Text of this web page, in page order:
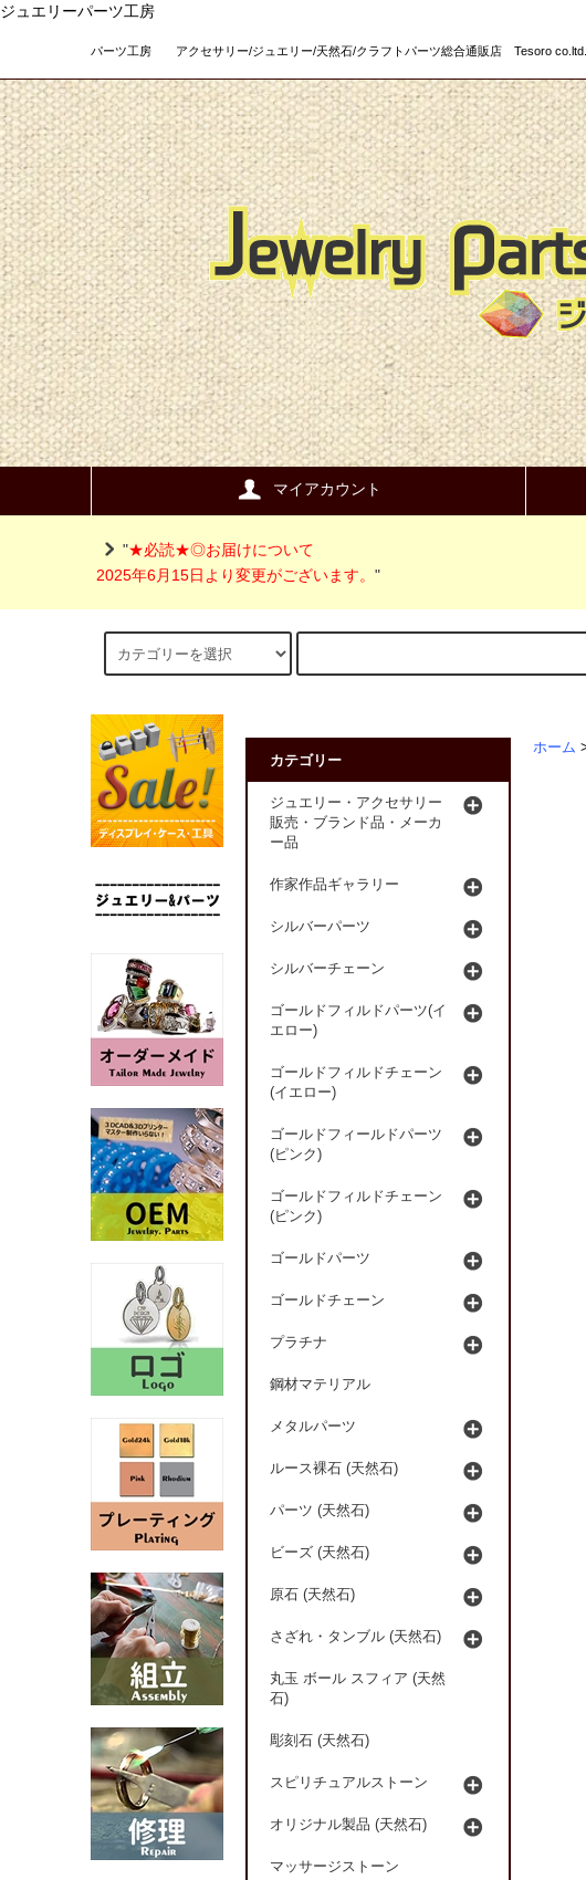
ジュエリーパーツ工房
パーツ工房 アクセサリー/ジュエリー/天然石/クラフトパーツ総合通販店 Tesoro co.ltd.
マイアカウント
"★必読★◎お届けについて
2025年6月15日より変更がございます。 "
ホーム
カテゴリー
ジュエリー・アクセサリー
販売・ブランド品・メーカ
ー品
作家作品ギャラリー
シルバーパーツ
シルバーチェーン
ゴールドフィルドパーツ(イ
エロー)
ゴールドフィルドチェーン
(イエロー)
ゴールドフィールドパーツ
(ピンク)
ゴールドフィルドチェーン
(ピンク)
ゴールドパーツ
ゴールドチェーン
プラチナ
鋼材マテリアル
メタルパーツ
ルース裸石 (天然石)
パーツ (天然石)
ビーズ (天然石)
原石 (天然石)
さざれ・タンブル (天然石)
丸玉 ボール スフィア (天然
石)
彫刻石 (天然石)
スピリチュアルストーン
オリジナル製品 (天然石)
マッサージストーン